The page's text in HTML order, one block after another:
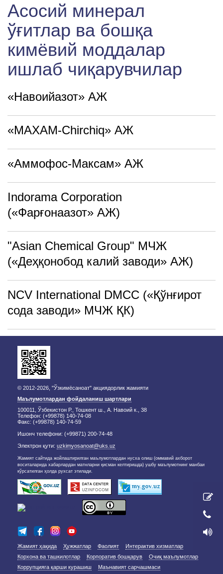
Асосий минерал
ўғитлар ва бошқа
кимёвий моддалар
ишлаб чиқарувчилар
«Навоийазот» АЖ
«MAXAM-Chirchiq» АЖ
«Аммофос-Максам» АЖ
Indorama Corporation
(«Фарғонаазот» АЖ)
"Asian Chemical Group" МЧЖ
(«Деҳқонобод калий заводи» АЖ)
NCV International DMCC («Қўнғирот
сода заводи» МЧЖ ҚК)
© 2012-2026, "Ўзкимёсаноат" акциядорлик жамияти
Маълумотлардан фойдаланиш шартлари
100011, Ўзбекистон Р., Тошкент ш., А. Навоий к., 38
Телефон: (+99878) 140-74-08
Факс: (+99878) 140-74-59
Ишонч телефони: (+99871) 200-74-48
Электрон қути: uzkimyosanoat@uks.uz
Жамият сайтида жойлаштирилган маълумотлардан нусха олиш (оммавий ахборот
воситаларида хабарлардан матнларни қисман келтиришда) ушбу маълумотнинг манбаи
кўрсатилган ҳолда рухсат этилади.
Жамият ҳақида Ҳужжатлар Фаолият
Интерактив хизматлар
Корхона ва ташкилотлар
Корпоратив бошқарув
Очиқ маълумотлар
Коррупцияга қарши курашиш
Маънавият сарчашмаси